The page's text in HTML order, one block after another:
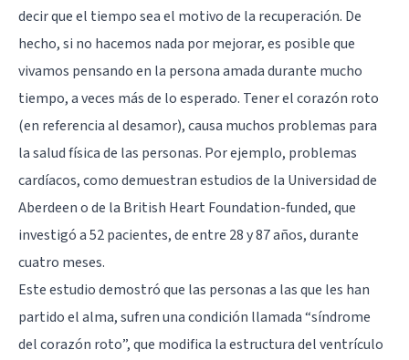
decir que el tiempo sea el motivo de la recuperación. De
hecho, si no hacemos nada por mejorar, es posible que
vivamos pensando en la persona amada durante mucho
tiempo, a veces más de lo esperado. Tener el corazón roto
(en referencia al desamor), causa muchos problemas para
la salud física de las personas. Por ejemplo, problemas
cardíacos, como demuestran estudios de la Universidad de
Aberdeen o de la British Heart Foundation-funded, que
investigó a 52 pacientes, de entre 28 y 87 años, durante
cuatro meses.
Este estudio demostró que las personas a las que les han
partido el alma, sufren una condición llamada “síndrome
del corazón roto”, que modifica la estructura del ventrículo